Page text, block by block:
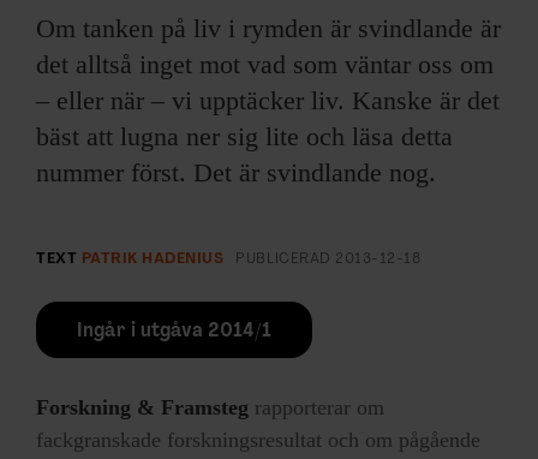
Om tanken på liv i rymden är svindlande är
det alltså inget mot vad som väntar oss om
– eller när – vi upptäcker liv. Kanske är det
bäst att lugna ner sig lite och läsa detta
nummer först. Det är svindlande nog.
TEXT PATRIK HADENIUS PUBLICERAD 2013-12-18
Ingår i utgåva 2014/1
Forskning & Framsteg rapporterar om
fackgranskade forskningsresultat och om pågående